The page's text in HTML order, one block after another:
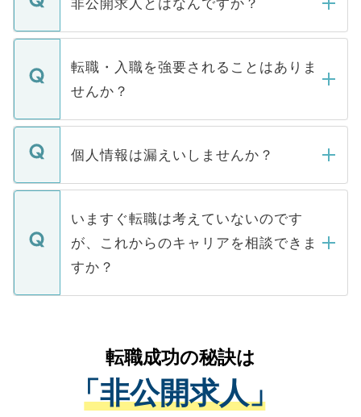
ます。通常、5営業日以内にはご連絡をせて
いただきますので、しばらくお待ちくださ
非公開求人とはなんですか？
マイナビDOCTORで取り扱っている求人の
うち約3割は、Webサイトからご覧いただ
けない「非公開求人」です。非公開求人は
下記の理由によって、一般には公開してい
ません。
■応募殺到を避けるため 人気のある医療機
関を公にしてしまうと、応募が殺到する場
に、医療機関が求める条件に合った人材の
みを人材紹介会社に依頼するケースが増え
ています。
転職・入職を強要されることはありま
せんか？
転職・入職を強要することは一切ありませ
ん。また、仮に応募先から内定をいただい
定を承諾する必要はありません。内定先へ
の辞退の連絡はキャリアパートナーが行い
個人情報は漏えいしませんか？
個人情報が漏えいすることはありませんの
で、ご安心ください。当サイトからの登録
などで収集したご登録者様の個人情報は、
ご本人のキャリアアップおよび転職活動の
支援を目的に使用いたします。お預かりし
ているすべての個人データはご本人の許可
は、個人情報の取り扱いについての厳密な
管理基準を満たした事業者のみに付与され
る、プライバシーマークを取得済みです。
いますぐ転職は考えていないのです
が、これからのキャリアを相談できま
すか？
かがいして、現在の医療機関の状況や紹介
経験をまじえながら、適切なアドバイスを
させていただきます。すぐにご転職をされ
ない方には、長期的なサポートが可能です
転職成功の秘訣は
「非公開求人」